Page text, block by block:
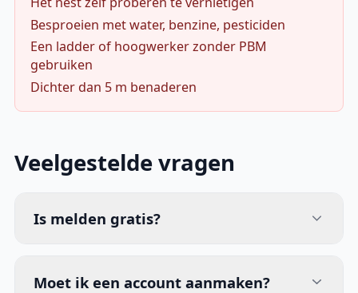
Besproeien met water, benzine, pesticiden
Een ladder of hoogwerker zonder PBM
gebruiken
Dichter dan 5 m benaderen
Veelgestelde vragen
Is melden gratis?
Moet ik een account aanmaken?